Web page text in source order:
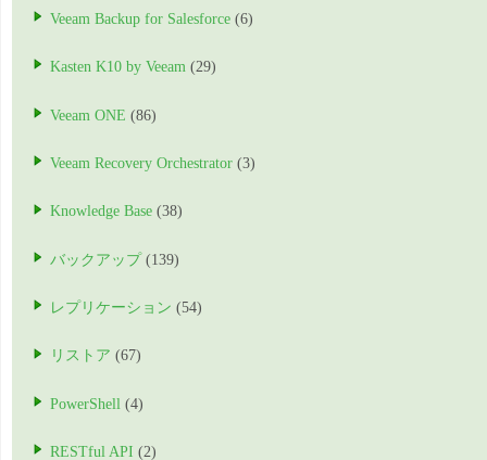
Veeam Backup for Salesforce (6)
Kasten K10 by Veeam (29)
Veeam ONE (86)
Veeam Recovery Orchestrator (3)
Knowledge Base (38)
バックアップ(139)
レプリケーション (54)
リストア (67)
PowerShell (4)
RESTful API (2)